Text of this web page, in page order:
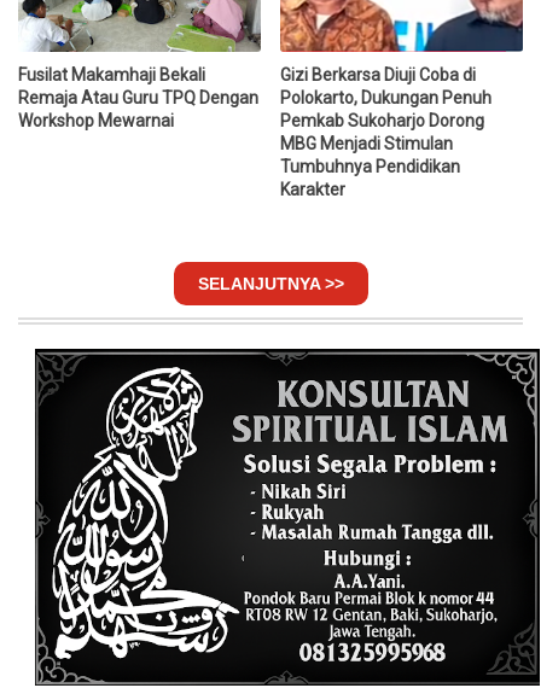
Fusilat Makamhaji Bekali
Remaja Atau Guru TPQ Dengan
Workshop Mewarnai
Gizi Berkarsa Diuji Coba di
Polokarto, Dukungan Penuh
Pemkab Sukoharjo Dorong
MBG Menjadi Stimulan
Tumbuhnya Pendidikan
Karakter
SELANJUTNYA >>